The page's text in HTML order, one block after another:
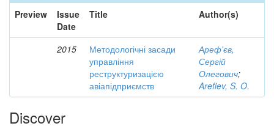
Preview
Issue
Date
Title Author(s)
2015
Методологічні засади
управління
реструктуризацією
авіапідприємств
Ареф'єв,
Сергій
Олегович;
Arefiev, S. O.
Discover